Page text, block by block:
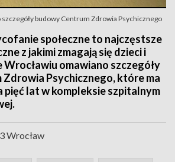
budowy Centrum Zdrowia Psychicznego
społeczne to najczęstsze
z jakimi zmagają się dzieci i
Wrocławiu omawiano szczegóły
Psychicznego, które ma
pięć lat w kompleksie szpitalnym
Wrocław